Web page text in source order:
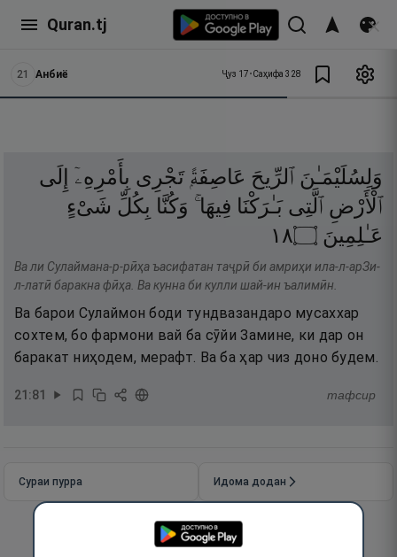
Quran.tj
21 Анбиё Ҷуз 17•Саҳифа 328
وَلِسُلَيْمَـٰنَ ٱلرِّيحَ عَاصِفَةًۭ تَجْرِى بِأَمْرِهِۦٓ
إِلَى
ٱلْأَرْضِ ٱلَّتِى بَـٰرَكْنَا فِيهَا ۚ وَكُنَّا بِكُلِّ شَىْءٍ
عَـٰلِمِينَ ۝٨١
Ва ли Сулаймана-р-рӣҳа ъасифатан таҷрӣ би амриҳи ила-л-арЗи-
л-латӣ баракна фӣҳа. Ва кунна би кулли шай-ин ъалимӣн.
Ва барои Сулаймон боди тундвазандаро мусаххар
сохтем, бо фармони вай ба сӯйи Замине, ки дар он
баракат ниҳодем, мерафт. Ва ба ҳар чиз доно будем.
21:81 тафсир
Сураи пурра Идома додан